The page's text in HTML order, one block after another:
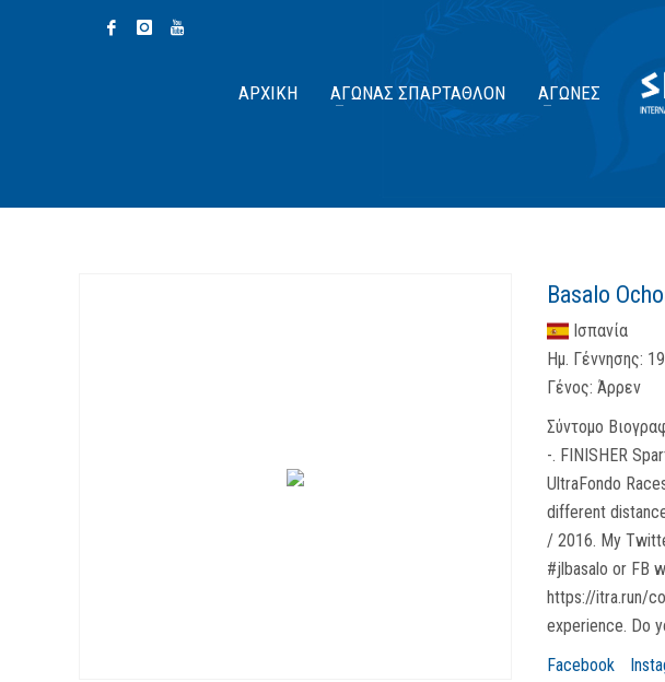
ΑΡΧΙΚΉ ΑΓΏΝΑΣ ΣΠΆΡΤΑΘΛΟΝ ΑΓΏΝΕΣ
Basalo
Ισπανία
Ημ. Γέννησης:
Γένος: Άρρεν
Σύντομο
-. FINISHER
UltraFondo
different
/ 2016. My
#jlbasalo or FB
https://itra.run/
experience. Do
Facebook